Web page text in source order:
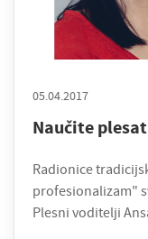
05.04.2017
Naučite
Radionice
profesionalizam"
Plesni voditelji